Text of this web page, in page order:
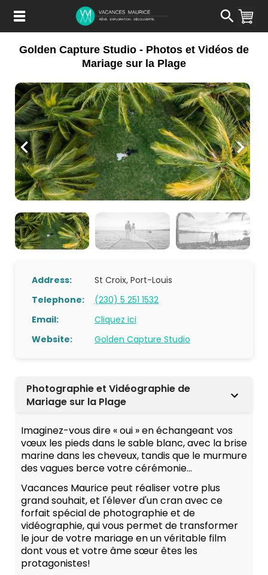
Contenu
Golden Capture Studio - Photos et Vidéos de
Mariage sur la Plage
Address:
St Croix, Port-Louis
Telephone:
(230) 5 251 1532
Email:
Cliquez ici
Website:
Golden Capture Studio
Photographie et Vidéographie de
Mariage sur la Plage
Imaginez-vous dire « oui » en échangeant vos
vœux les pieds dans le sable blanc, avec la brise
marine dans les cheveux, tandis que le murmure
des vagues berce votre cérémonie...
Vacances Maurice peut réaliser votre plus
grand souhait, et l'élever d'un cran avec ce
forfait spécial de photographie et de
vidéographie, qui vous permet de transformer
le jour de votre mariage en un véritable film
dont vous et votre âme sœur êtes les
protagonistes!